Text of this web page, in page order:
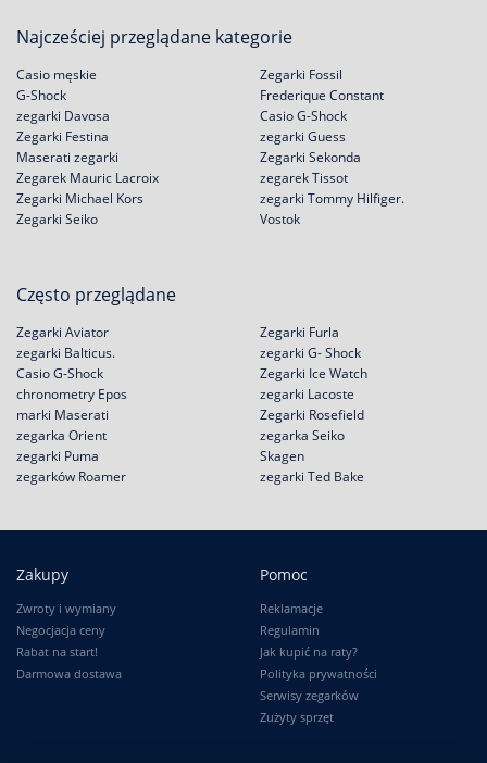
Najcześciej przeglądane kategorie
Casio męskie
G-Shock
zegarki Davosa
Zegarki Festina
Zegarki Fossil
Frederique Constant
Casio G-Shock
zegarki Guess
Maserati zegarki
Zegarek Mauric Lacroix
Zegarki Michael Kors
Zegarki Seiko
Zegarki Sekonda
zegarek Tissot
zegarki Tommy Hilfiger.
Vostok
Często przeglądane
Zegarki Aviator
zegarki Balticus.
Casio G-Shock
chronometry Epos
Zegarki Furla
zegarki G- Shock
Zegarki Ice Watch
zegarki Lacoste
marki Maserati
zegarka Orient
zegarki Puma
zegarków Roamer
Zegarki Rosefield
zegarka Seiko
Skagen
zegarki Ted Bake
Zakupy
Zwroty i wymiany
Negocjacja ceny
Rabat na start!
Darmowa dostawa
Pomoc
Reklamacje
Regulamin
Jak kupić na raty?
Polityka prywatności
Serwisy zegarków
Zużyty sprzęt